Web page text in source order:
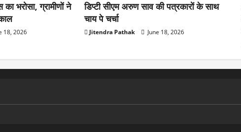
भरोसा, ग्रामीणों ने
18, 2026
डिप्टी सीएम अरुण साव की पत्रकारों के साथ
चाय पे चर्चा
Jitendra Pathak June 18, 2026